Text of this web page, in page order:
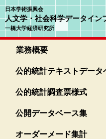
日本学術振興会
人文学・社会科学データイン
一橋大学経済研究所
業務概要
公的統計テキストデータ
公的統計調査票様式
公開データベース集
オーダーメード集計